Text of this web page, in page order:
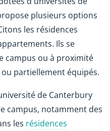
plusieurs options
les résidences
Ils se
campus ou à proximité
partiellement équipés.
de Canterbury
campus, notamment des
les résidences